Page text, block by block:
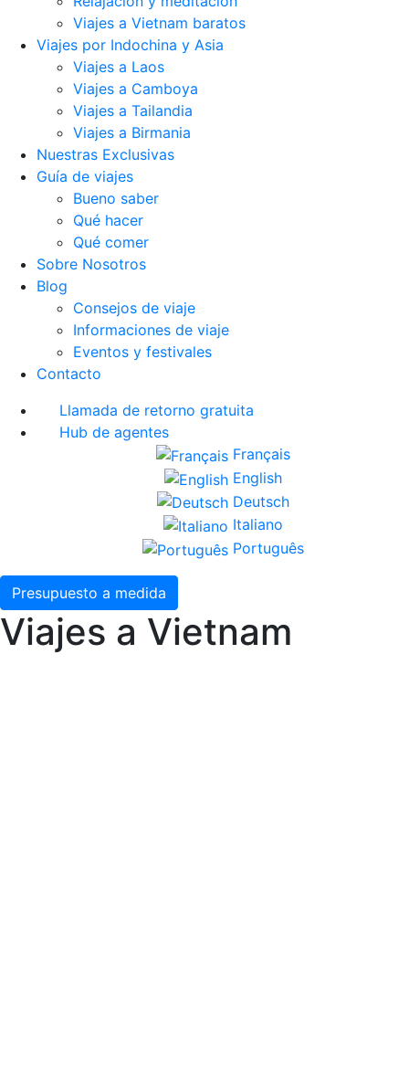
Viajes a Vietnam baratos
Viajes por Indochina y Asia
Viajes a Laos
Viajes a Camboya
Viajes a Tailandia
Viajes a Birmania
Nuestras Exclusivas
Guía de viajes
Bueno saber
Qué hacer
Qué comer
Sobre Nosotros
Blog
Consejos de viaje
Informaciones de viaje
Eventos y festivales
Contacto
Llamada de retorno gratuita
Hub de agentes
Français
English
Deutsch
Italiano
Português
Presupuesto a medida
Viajes a Vietnam